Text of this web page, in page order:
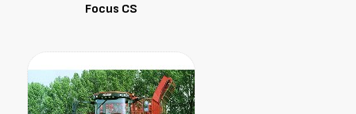
Focus CS